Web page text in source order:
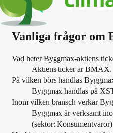
ELUX-A
SE
Vanliga frågor om
Vad heter Byggmax-aktiens
Aktiens ticker är BMAX.
På vilken börs handlas
Byggmax handlas på
Inom vilken bransch verkar
Byggmax är verksamt
(sektor: Konsumentvaror).